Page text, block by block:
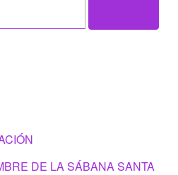
DE LA SÁBANA SANTA